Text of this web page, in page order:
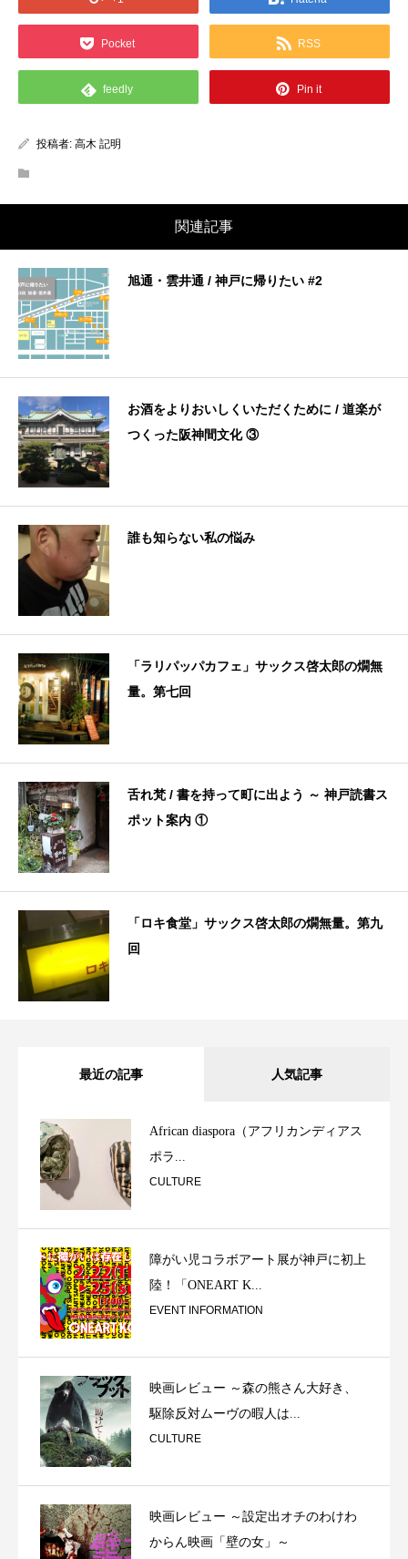
Pocket RSS
feedly Pin it
投稿者: 高木 記明
関連記事
旭通・雲井通 / 神戸に帰りたい #2
お酒をよりおいしくいただくために / 道楽が
つくった阪神間文化 ③
誰も知らない私の悩み
「ラリパッパカフェ」サックス啓太郎の燗無
量。第七回
舌れ梵 / 書を持って町に出よう ～ 神戸読書ス
ポット案内 ①
「ロキ食堂」サックス啓太郎の燗無量。第九
回
最近の記事 人気記事
African diaspora（アフリカンディアス
ポラ...
CULTURE
障がい児コラボアート展が神戸に初上
陸！「ONEART K...
EVENT INFORMATION
映画レビュー ～森の熊さん大好き、
駆除反対ムーヴの暇人は...
CULTURE
映画レビュー ～設定出オチのわけわ
からん映画「壁の女」～